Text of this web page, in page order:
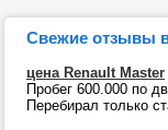
Свежие отзывы
цена Renault Master
Пробег 600.000 по
Перебирал только